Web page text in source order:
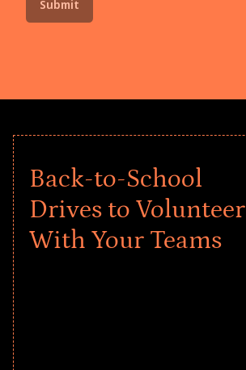
Back-to-School
Drives to Volunteer
With Your Teams